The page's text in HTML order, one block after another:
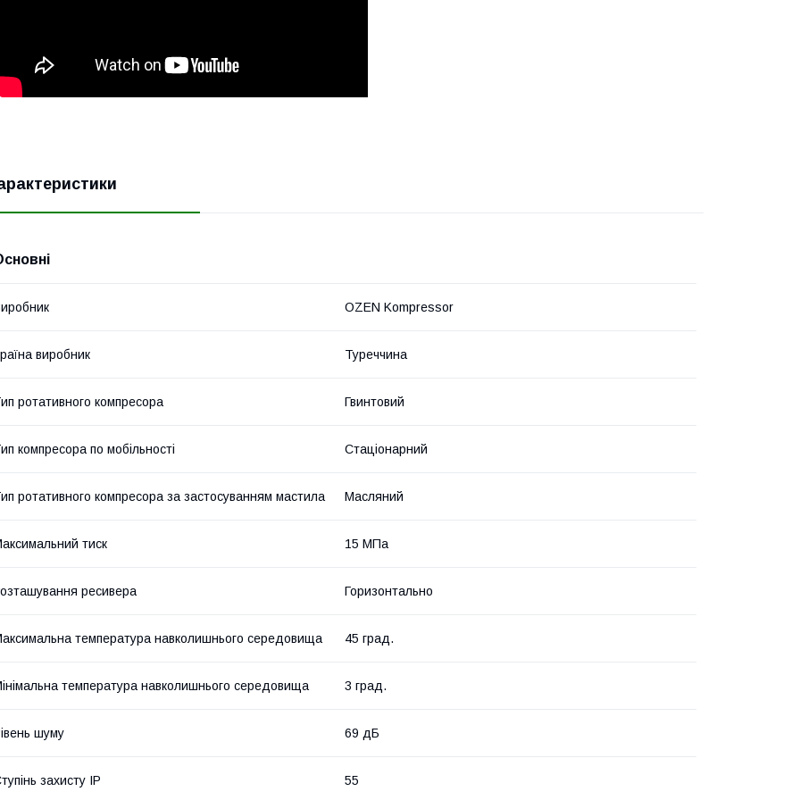
OZEN Kompressor
виробник Туреччина
ротативного компресора Гвинтовий
компресора по мобільності Стаціонарний
ротативного компресора за застосуванням мастила Масляний
тиск 15 МПа
ресивера Горизонтально
температура навколишнього середовища 45 град.
температура навколишнього середовища 3 град.
шуму 69 дБ
захисту IP 55